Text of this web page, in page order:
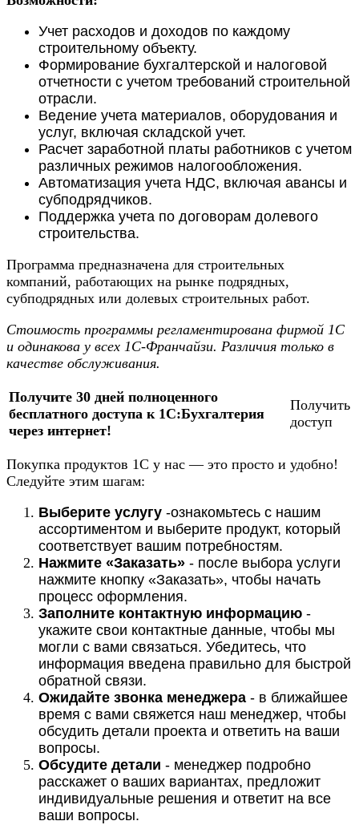
Учет расходов и доходов по каждому
строительному объекту.
Формирование бухгалтерской и налоговой
отчетности с учетом требований строительной
отрасли.
Ведение учета материалов, оборудования и
услуг, включая складской учет.
Расчет заработной платы работников с учетом
различных режимов налогообложения.
Автоматизация учета НДС, включая авансы и
субподрядчиков.
Поддержка учета по договорам долевого
строительства.
Программа предназначена для строительных
компаний, работающих на рынке подрядных,
субподрядных или долевых строительных работ.
Стоимость программы регламентирована фирмой 1С
и одинакова у всех 1С-Франчайзи. Различия только в
качестве обслуживания.
Получите 30 дней полноценного
бесплатного доступа к 1С:Бухгалтерия
через интернет!
Получить
доступ
Покупка продуктов 1С у нас — это просто и удобно!
Следуйте этим шагам:
Выберите услугу -ознакомьтесь с нашим
ассортиментом и выберите продукт, который
соответствует вашим потребностям.
Нажмите «Заказать» - после выбора услуги
нажмите кнопку «Заказать», чтобы начать
процесс оформления.
Заполните контактную информацию -
укажите свои контактные данные, чтобы мы
могли с вами связаться. Убедитесь, что
информация введена правильно для быстрой
обратной связи.
Ожидайте звонка менеджера - в ближайшее
время с вами свяжется наш менеджер, чтобы
обсудить детали проекта и ответить на ваши
вопросы.
Обсудите детали - менеджер подробно
расскажет о ваших вариантах, предложит
индивидуальные решения и ответит на все
ваши вопросы.